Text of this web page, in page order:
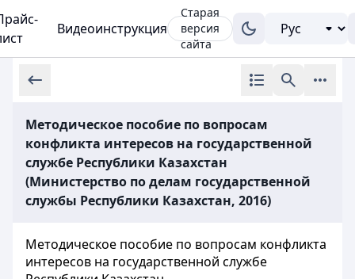
Видеоинструкция
Старая
версия
сайта
Методическое пособие по вопросам
конфликта интересов на государственной
службе Республики Казахстан
(Министерство по делам государственной
службы Республики Казахстан, 2016)
Методическое пособие по вопросам конфликта
интересов на государственной службе